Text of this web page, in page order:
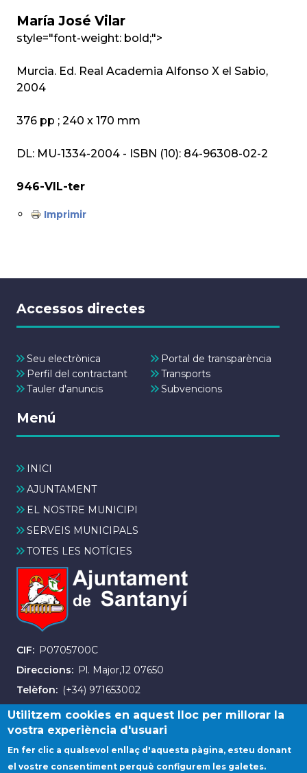
María José Vilar
style="font-weight: bold;">
Murcia. Ed. Real Academia Alfonso X el Sabio,
2004
376 pp ; 240 x 170 mm
DL: MU-1334-2004 - ISBN (10): 84-96308-02-2
946-VIL-ter
Imprimir
Accessos directes
Seu electrònica
Portal de transparència
Perfil del contractant
Transports
Tauler d'anuncis
Subvencions
Menú
INICI
AJUNTAMENT
EL NOSTRE MUNICIPI
SERVEIS MUNICIPALS
TOTES LES NOTÍCIES
CIF
P0705700C
Direccions
Pl. Major,12 07650
Telèfon
(+34) 971653002
Fax (+34) 971163007
Utilitzem cookies en aquest lloc per millorar la
vostra experiència d'usuari
En fer clic a qualsevol enllaç d'aquesta pàgina, esteu donant
el vostre consentiment perquè configurem les galetes.